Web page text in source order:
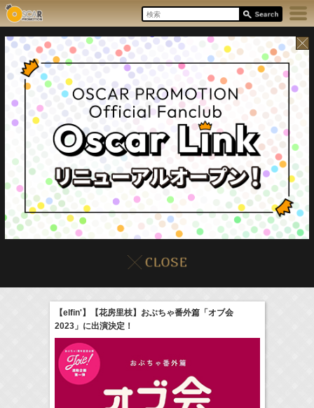
本日の出演情報8/10(Mon) イベント販売情報
(
GTO 及川桃利
【elfin'】【花房里枝】おぶちゃ番外篇「オブ会
2023」に出演決定！